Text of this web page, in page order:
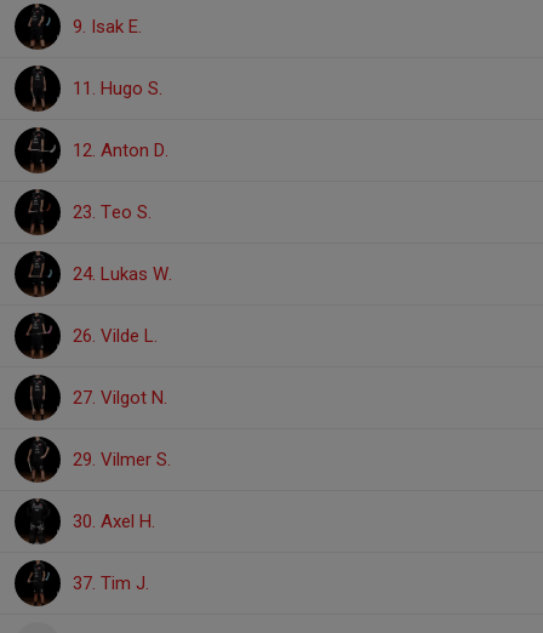
9. Isak E.
11. Hugo S.
12. Anton D.
23. Teo S.
24. Lukas W.
26. Vilde L.
27. Vilgot N.
29. Vilmer S.
30. Axel H.
37. Tim J.